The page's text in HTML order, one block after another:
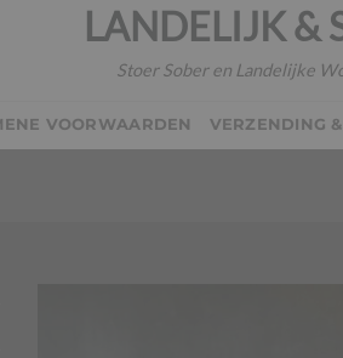
LANDELIJK &
Stoer Sober en Landelijke
VOORWAARDEN VERZENDING